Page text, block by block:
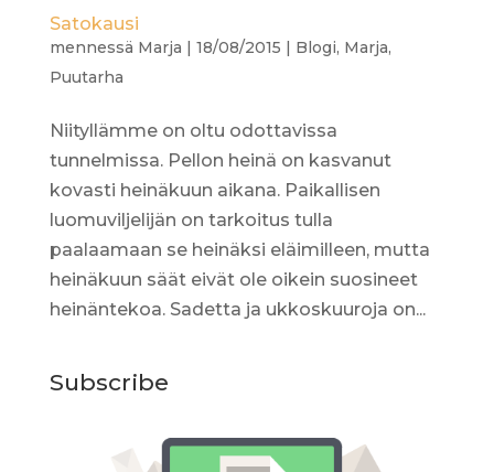
Satokausi
mennessä Marja | 18/08/2015 | Blogi, Marja,
Puutarha
Niityllämme on oltu odottavissa
tunnelmissa. Pellon heinä on kasvanut
kovasti heinäkuun aikana. Paikallisen
luomuviljelijän on tarkoitus tulla
paalaamaan se heinäksi eläimilleen, mutta
heinäkuun säät eivät ole oikein suosineet
heinäntekoa. Sadetta ja ukkoskuuroja on...
Subscribe